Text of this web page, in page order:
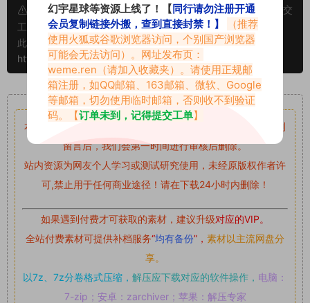
申明：本文资源均来源网友分享，若侵犯了您的权限可以提交
工单处理。
此外本文章皆属于原创文章，转载请注明出处！原文链接：
https://www.vmiba.top/2758.html
重要声明
本站资源均来自网络分享，如有侵犯你的权益请私信留言
收到
留言后，我们会第一时间进行审核后删除。
站内资源为网友个人学习或测试研究使用，未经原版权作者许
可,禁止用于任何商业途径！请在下载24小时内删除！
如果遇到付费才可获取的素材，建议升级对应的VIP。
全站付费素材可提供补档服务“均有备份”， 素材以主流网盘分
享。
以7z、7z分卷格式压缩， 解压应下载对应的软件操作， 电脑：
7-zip；安卓：zarchiver；苹果：解压专家
幻宇星球等资源上线了！【同行请勿注册开通
会员复制链接外搬，查到直接封禁！】
（推荐
使用火狐或谷歌浏览器访问，个别国产浏览器
可能会无法访问）。网址发布页：
weme.ren （请加入收藏夹）。请使用正规邮
箱注册，如QQ邮箱、163邮箱、微软、Google
等邮箱，切勿使用临时邮箱，否则收不到验证
码。【订单未到，记得提交工单】